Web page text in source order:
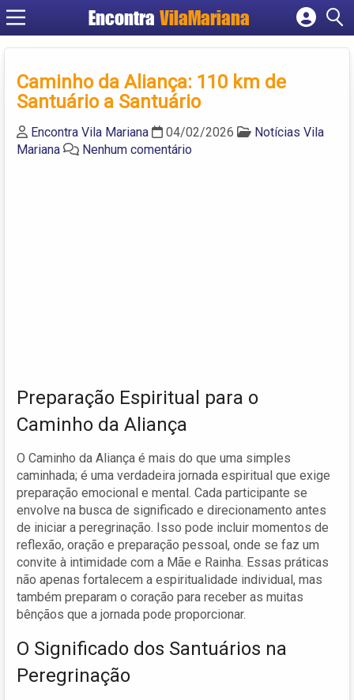
EncontraVilaMariana
Cadastrar empresa
Criar conta
Caminho da Aliança: 110 km de
Santuário a Santuário
Encontra Vila Mariana 04/02/2026
Notícias Vila
Mariana
Nenhum comentário
Preparação Espiritual para o
Caminho da Aliança
O Caminho da Aliança é mais do que uma simples
caminhada; é uma verdadeira jornada espiritual que exige
preparação emocional e mental. Cada participante se
envolve na busca de significado e direcionamento antes
de iniciar a peregrinação. Isso pode incluir momentos de
reflexão, oração e preparação pessoal, onde se faz um
convite à intimidade com a Mãe e Rainha. Essas práticas
não apenas fortalecem a espiritualidade individual, mas
também preparam o coração para receber as muitas
bênçãos que a jornada pode proporcionar.
O Significado dos Santuários na
Peregrinação